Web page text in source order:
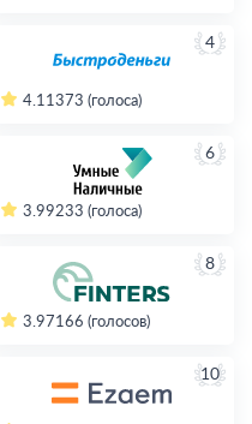
4
4.11 373 (голоса)
6
3.99233 (голоса)
8
3.97166 (голосов)
10